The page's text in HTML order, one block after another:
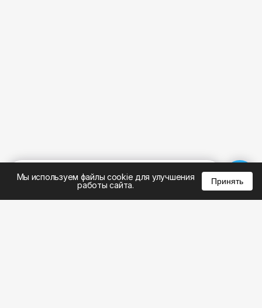
Мы используем файлы cookie для улучшения
работы сайта.
Принять